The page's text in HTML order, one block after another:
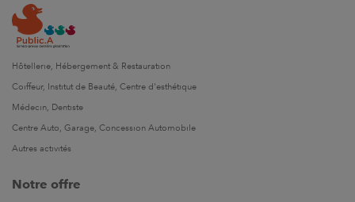
Hôtellerie, Hébergement & Restauration
Coiffeur, Institut de Beauté, Centre d'esthétique
Médecin, Dentiste
Centre Auto, Garage, Concession Automobile
Autres activités
Notre offre